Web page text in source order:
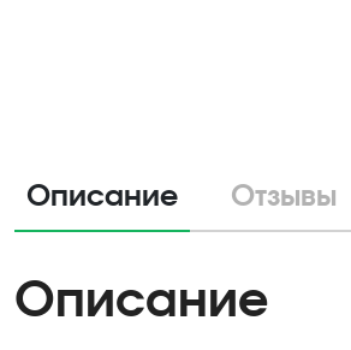
Описание Отзывы
Описание